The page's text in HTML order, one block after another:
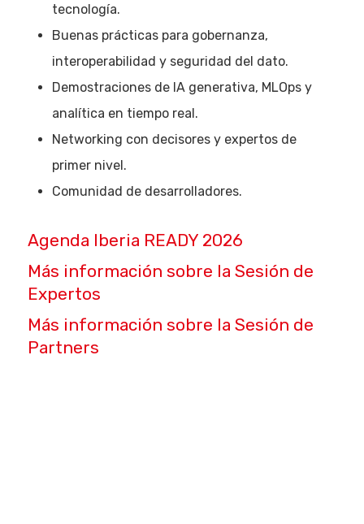
tecnología.
Buenas prácticas para gobernanza,
interoperabilidad y seguridad del dato.
Demostraciones de IA generativa, MLOps y
analítica en tiempo real.
Networking con decisores y expertos de
primer nivel.
Comunidad de desarrolladores.
Agenda Iberia READY 2026
Más información sobre la Sesión de
Expertos
Más información sobre la Sesión de
Partners